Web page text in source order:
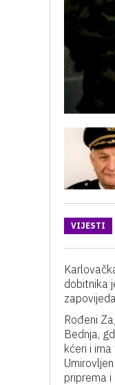
VIJESTI
dobitnika
Rođeni
Bednja,
kćeri i
priprema